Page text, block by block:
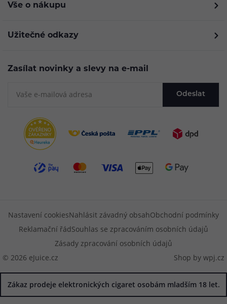
Vše o nákupu
Užitečné odkazy
Zasílat novinky a slevy na e-mail
Odeslat
© 2026 eJuice.cz
Nastavení cookiesNahlásit závadný obsahObchodní podmínky
Reklamační řádSouhlas se zpracováním osobních údajů
Zásady zpracování osobních údajů
Shop by wpj.cz
Zákaz prodeje elektronických cigaret osobám mladším 18 let.